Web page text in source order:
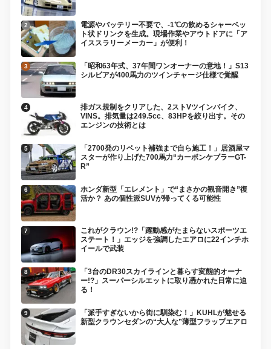
電源やバッテリー不要で、-1℃の飲めるシャーベッ
ト状ドリンクを生成。現場作業やアウトドアに「ア
イススラリーメーカー」が便利！
「昭和63年式、37年間ワンオーナーの意地！」S13
シルビアが400馬力のツインチャージ仕様で覚醒
排ガス規制をクリアした、2ストVツインバイク、
VINS。排気量は249.5cc、83HPを絞り出す。その
エンジンの技術とは
「2700発のリベット補強まで自ら施工！」居酒屋マ
スターが作り上げた700馬力“カーボンケブラーGT-
R”
ホンダ新型「エレメント」で“まさかの観音開き”復
活か？ あの個性派SUVが帰ってくる可能性
これがクラウン!?「躍動感がたまらないスポーツエ
ステート！」エッジを強調したエアロに22インチホ
イールで武装
「3台のDR30スカイラインと暮らす変態的オーナ
ー!?」スーパーシルエットに取り憑かれた日常に迫
る！
「派手すぎないから街に馴染む！」KUHLが魅せる
新型クラウンセダンの“大人な”薄型フラップエアロ